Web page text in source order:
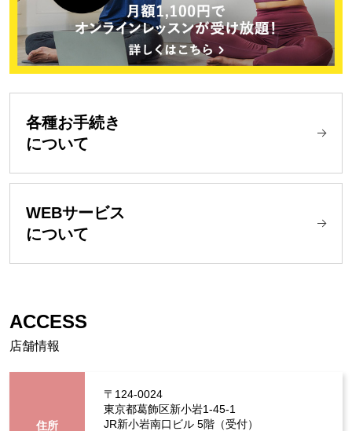
各種お手続き
について
WEBサービス
について
ACCESS
店舗情報
住所
〒124-0024
東京都葛飾区新⼩岩1-45-1
JR新小岩南口ビル 5階（受付）